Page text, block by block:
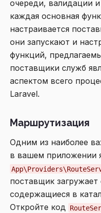
очереди, валидации
каждая основная
настраивается
они запускают и
функций,
поставщики служб
аспектом всего
Laravel.
Маршрутизация
Одним из наиболее
в вашем приложении
поставщик
содержащиеся в
Откройте код